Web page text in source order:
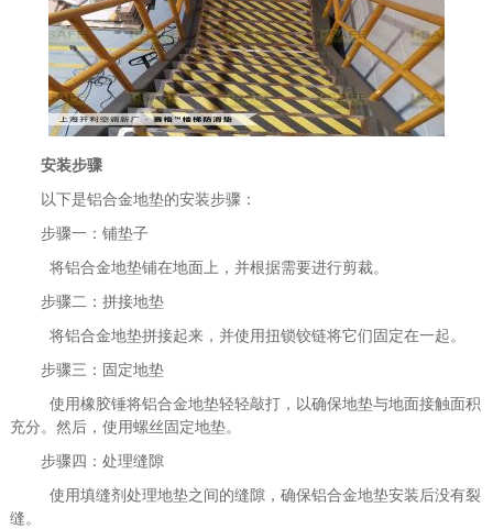
安装步骤
以下是铝合金地垫的安装步骤：
步骤一：铺垫子
将铝合金地垫铺在地面上，并根据需要进行剪裁。
步骤二：拼接地垫
将铝合金地垫拼接起来，并使用扭锁铰链将它们固定在一起。
步骤三：固定地垫
使用橡胶锤将铝合金地垫轻轻敲打，以确保地垫与地面接触面积
充分。然后，使用螺丝固定地垫。
步骤四：处理缝隙
使用填缝剂处理地垫之间的缝隙，确保铝合金地垫安装后没有裂
缝。